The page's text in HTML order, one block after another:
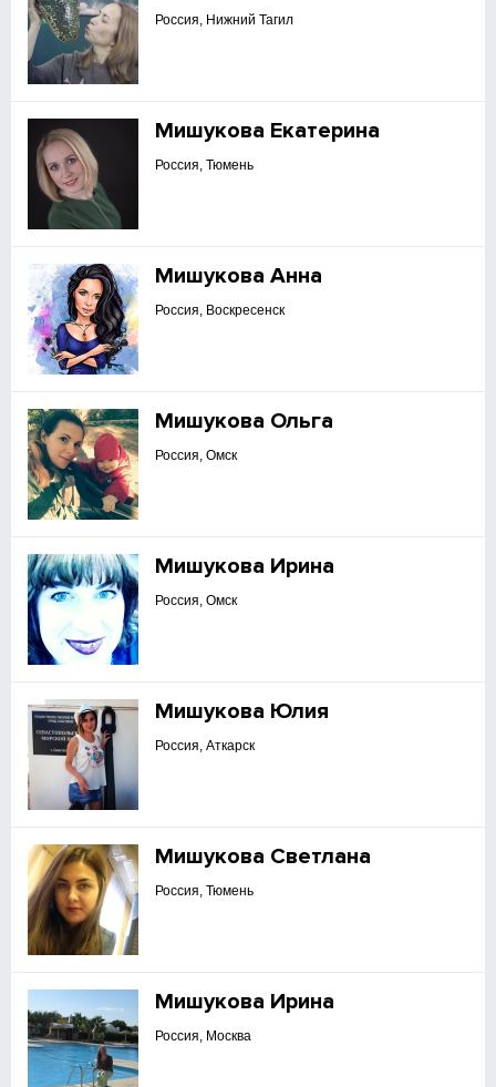
Россия, Нижний Тагил
Мишукова Екатерина
Россия, Тюмень
Мишукова Анна
Россия, Воскресенск
Мишукова Ольга
Россия, Омск
Мишукова Ирина
Россия, Омск
Мишукова Юлия
Россия, Аткарск
Мишукова Светлана
Россия, Тюмень
Мишукова Ирина
Россия, Москва